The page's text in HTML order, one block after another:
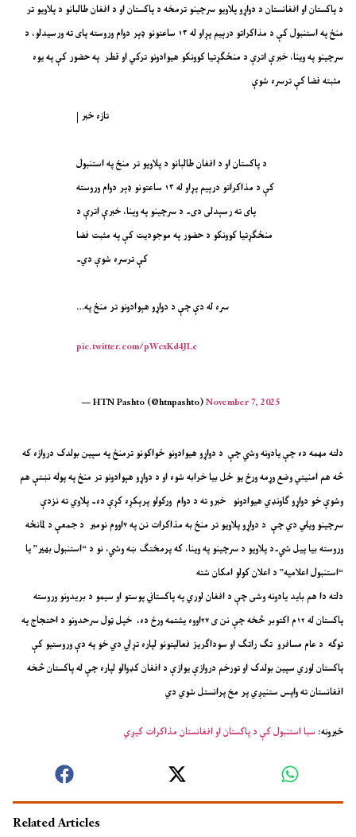
د پاکستان او افغانستان د دواړو پلاویو سرچینو ترمخه د پاکستان او د افغان طالبانو د پلاویو تر
منځ په استنبول کې د مذاکراتو درېیم پړاو له ۱۳ ساعتونو ډېر دوام وروسته پای ته ورسیدلو، د
سرچينو په وينا، خبرې اترې د منځګړتيا کوونکو هیوادونو ترکي او قطر په حضور کې په یوه
مثبته فضا کې ترسره شوې
تازه خبر |
د پاکستان او د افغان طالبانو د پلاویو تر منځ په استنبول
کې د مذاکراتو درېیم پړاو له ۱۳ ساعتونو ډېر دوام وروسته
پای ته رسېدلی دی۔ د سرچينو په وينا، خبرې اترې د
منځګړتيا کوونکو د حضور په موجوديت کې په مثبت فضا
کې ترسره شوې دي۔
سره له دې چې د دواړو هېوادونو تر منځ په…
pic.twitter.com/pWcxKd4JLc
— HTN Pashto (@htnpashto)November 7, 2025
دلته مهمه ده چې یادونه وشي چې د دواړو هیوادونو ځواکونو ترمنځ په سپین بولدک دروازه که
څه هم امنیتي وضع وړمه ورځ یو ځل بیا خرابه شوه او د دواړو هېوادونو تر منځ په پوله نښتې هم
وشوې خو دواړو ګاونډي هیوادونو خبرو ته د دوام ورکولو پرېکړه کړې ده۔ پلاوي ته نزدې
سرچینو ویلي دي چې د دواړو پلاویو تر منځ به مذاکرات نن په ۷اووم نومبر د جمعې د لمانځه
وروسته بيا پيل شي۔د پلاویو د سرچينو په وينا، که پرمختګ ښه وشي، نو د “استنبول بهير” يا
“استنبول اعلاميه” د اعلان کولو امکان شته
دلته دا هم باید یادونه وشی چې د افغان لوري په پاکستاني پوستو او سیمو د بریدونو وروسته
پاکستان له ۱۲م اکتوبر څخه چې نن ی ۲۷اووه یشتمه ورځ ده، خپل ټول سرحدونو د احتجاج په
توګه د عام مسافرو تګ راتګ او سوداګریز فعالیتونو لپاره تړلي دي خو په دې وروستیو کې
پاکستان لوري سپین بولدک او تورخم دروازې یوازې د افغان کډوالو لپاره چې له پاکستان څخه
افغانستان ته واپس ستنیږي پر مخ پرانستل شوي دي
خبرونه: سبا استنبول کې د پاکستان او افغانستان مذاکرات کیږي
Related Articles